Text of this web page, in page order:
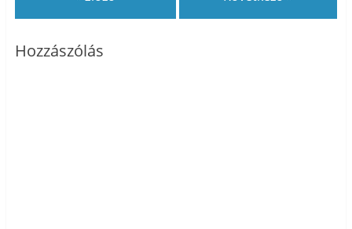
Hozzászólás